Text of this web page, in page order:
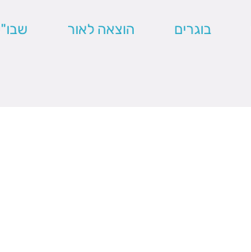
בוגרים הוצאה לאור